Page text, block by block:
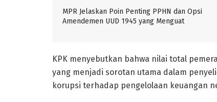
MPR Jelaskan Poin Penting PPHN dan Opsi
Amendemen UUD 1945 yang Menguat
KPK menyebutkan bahwa nilai total
yang menjadi sorotan utama dalam
korupsi terhadap pengelolaan keuangan